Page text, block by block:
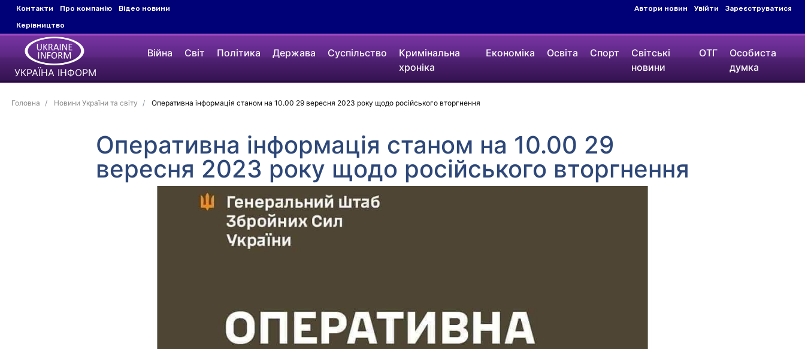
Контакти Про компанію
Відео новини
Керівництво
Автори новин Увійти Зареєструватися
УКРАЇНА ІНФОРМ
Війна Світ Політика Держава Суспільство
Кримінальна
хроніка
Економіка Освіта Спорт
Світські
новини
ОТГ
Особиста
думка
Головна Новини України та світу Оперативна інформація станом на 10.00 29 вересня 2023 року щодо російського вторгнення
Оперативна інформація станом на 10.00 29
вересня 2023 року щодо російського вторгнення